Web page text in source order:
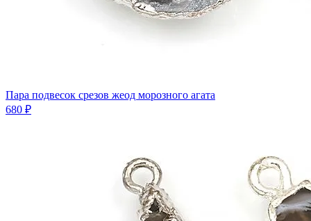
Пара подвесок срезов жеод морозного агата
680 ₽